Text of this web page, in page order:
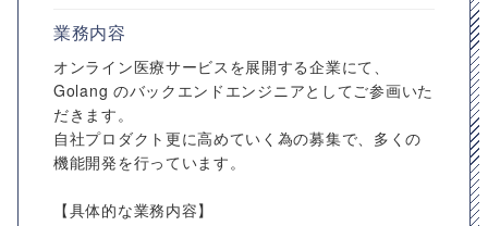
業務内容
オンライン医療サービスを展開する企業にて、
Golang のバックエンドエンジニアとしてご参画いた
だきます。
自社プロダクト更に高めていく為の募集で、多くの
機能開発を行っています。
【具体的な業務内容】